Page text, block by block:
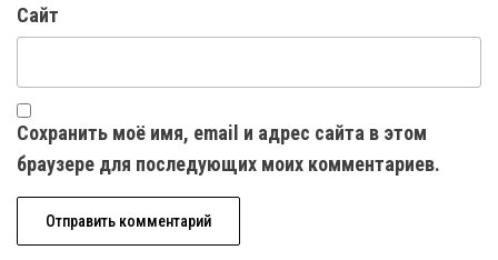
Сайт
Сохранить моё имя, email и адрес сайта в этом
браузере для последующих моих комментариев.